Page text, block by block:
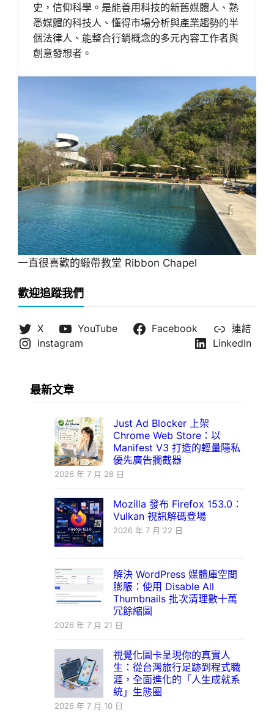
史，信仰科學。是能善用科技的新舊媒體人、熟
悉媒體的科技人、懂得市場分析與產業趨勢的半
個法律人、能整合行銷概念的多元內容工作者與
創意發想者。
一直很喜歡的緞帶教堂 Ribbon Chapel
歡迎追蹤我們
X YouTube Facebook
連結
Instagram
LinkedIn
最新文章
Just Ad Blocker 上架
Chrome Web Store：以
Manifest V3 打造的輕量隱私
優先廣告攔截器
2026 年 7 月 28 日
Mozilla 發布 Firefox 153.0：
Vulkan 視訊解碼登場
2026 年 7 月 22 日
解決 WordPress 媒體庫空間
膨脹：使用 Disable All
Thumbnails 批次清理數十萬
冗餘縮圖
2026 年 7 月 21 日
視覺化圖卡呈現你的真實人
生：從台灣旅行足跡到程式職
涯，全面進化的「人生成就系
統」生態圈
2026 年 7 月 10 日